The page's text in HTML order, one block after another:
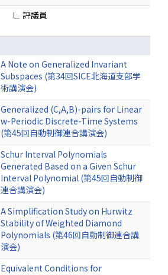
∟ 評議員
A Note on Generalized Invariant
Subspaces (第34回SICE北海道支部学
術講演会)
Generalized (C,A,B)-pairs for Linear
w-Periodic Discrete-Time Systems
(第45回自動制御連合講演会)
Schur Interval Polynomials
Generated Based on a Given Schur
Interval Polynomial (第45回自動制御
連合講演会)
A Simplification Study on Hurwitz
Stability of Weighted Diamond
Polynomials (第46回自動制御連合講
演会)
Equivalent Conditions for